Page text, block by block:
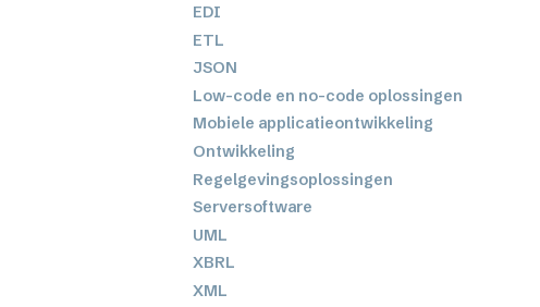
EDI
ETL
JSON
Low-code en no-code oplossingen
Mobiele applicatieontwikkeling
Ontwikkeling
Regelgevingsoplossingen
Serversoftware
UML
XBRL
XML